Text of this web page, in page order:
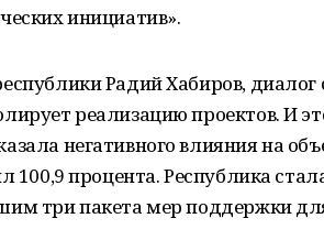
инициатив».
Радий Хабиров, диалог
реализацию проектов. И
негативного влияния на
100,9 процента. Республика
три пакета мер поддержки